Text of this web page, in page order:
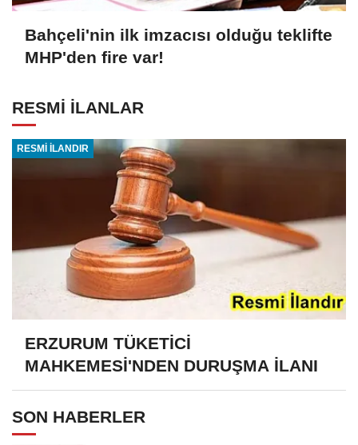
Bahçeli'nin ilk imzacısı olduğu teklifte
MHP'den fire var!
RESMİ İLANLAR
RESMİ İLANDIR
ERZURUM TÜKETİCİ
MAHKEMESİ'NDEN DURUŞMA İLANI
SON HABERLER